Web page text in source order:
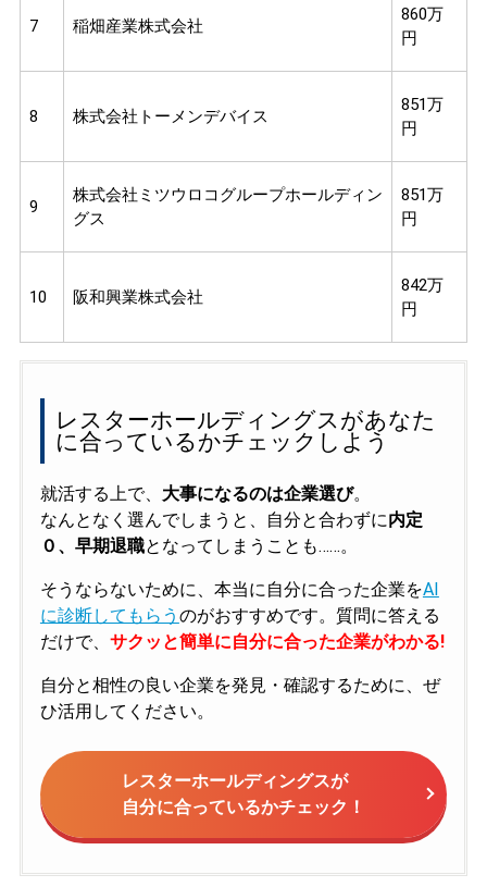
7 稲畑産業株式会社
860万
円
8 株式会社トーメンデバイス
851万
円
9
株式会社ミツウロコグループホールディン
グス
851万
円
10 阪和興業株式会社
842万
円
レスターホールディングスがあなた
に合っているかチェックしよう
就活する上で、 大事になるのは企業選び。
なんとなく選んでしまうと、自分と合わずに内定
０、早期退職となってしまうことも……。
そうならないために、本当に自分に合った企業をAI
に診断してもらう のがおすすめです。質問に答える
だけで、 サクッと簡単に自分に合った企業がわかる!
自分と相性の良い企業を発見・確認するために、ぜ
ひ活用してください。
レスターホールディングスが
自分に合っているかチェック！